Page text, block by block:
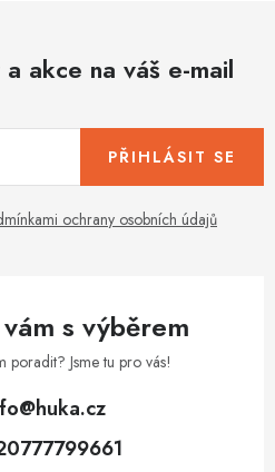
akce na váš e-mail
ochrany osobních údajů
PŘIHLÁSIT SE
s výběrem
poradit? Jsme tu pro vás!
@huka.cz